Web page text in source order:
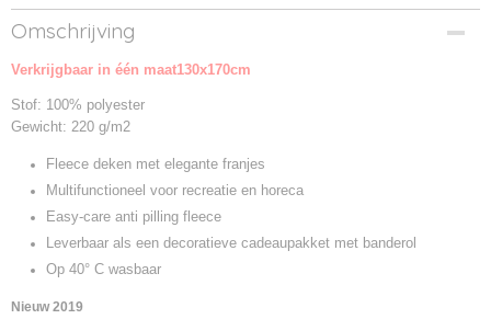
Productcode
JN956-01
Productcode leverancier
Omschrijving
Verkrijgbaar in één maat130x170cm
Stof: 100% polyester
Gewicht: 220 g/m2
Fleece deken met elegante franjes
Multifunctioneel voor recreatie en horeca
Easy-care anti pilling fleece
Leverbaar als een decoratieve cadeaupakket met banderol
Op 40° C wasbaar
Nieuw 2019